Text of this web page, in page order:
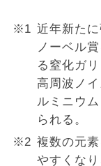
近年新た
ノーベル
る窒化ガ
高周波ノ
ルミニウ
られる。
複数の元
やすくな